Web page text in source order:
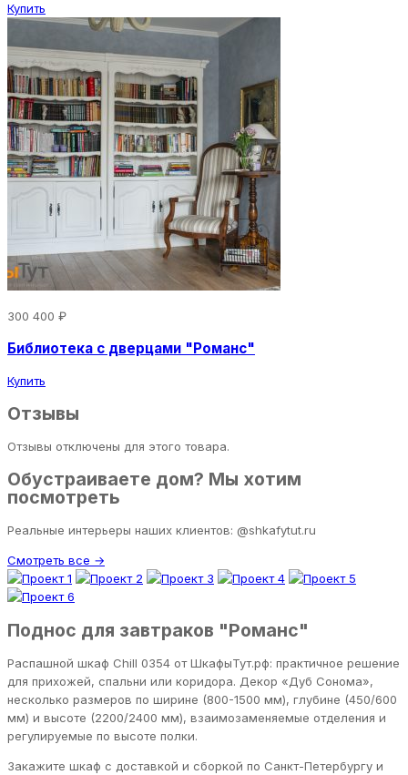
Купить
300 400 ₽
Библиотека с дверцами "Романс"
Купить
Отзывы
Отзывы отключены для этого товара.
Обустраиваете дом? Мы хотим
посмотреть
Реальные интерьеры наших клиентов: @shkafytut.ru
Смотреть все →
Поднос для завтраков "Романс"
Распашной шкаф Chill 0354 от ШкафыТут.рф: практичное решение
для прихожей, спальни или коридора. Декор «Дуб Сонома»,
несколько размеров по ширине (800-1500 мм), глубине (450/600
мм) и высоте (2200/2400 мм), взаимозаменяемые отделения и
регулируемые по высоте полки.
Закажите шкаф с доставкой и сборкой по Санкт-Петербургу и